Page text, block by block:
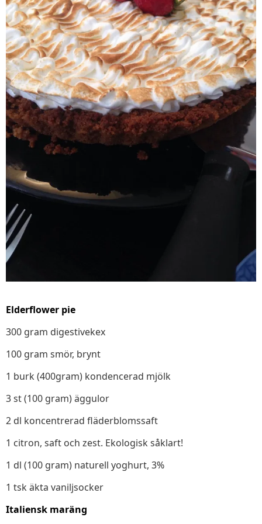
Elderflower pie
300 gram digestivekex
100 gram smör, brynt
1 burk (400gram) kondencerad mjölk
3 st (100 gram) äggulor
2 dl koncentrerad fläderblomssaft
1 citron, saft och zest. Ekologisk såklart!
1 dl (100 gram) naturell yoghurt, 3%
1 tsk äkta vaniljsocker
Italiensk maräng